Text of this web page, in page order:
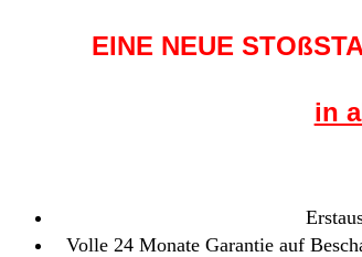
EINE NEUE
in
Volle 24 Monate Garantie auf